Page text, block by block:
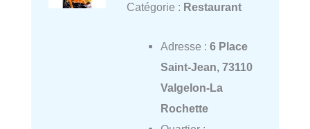
Catégorie : Restaurant
Adresse : 6 Place
Saint-Jean, 73110
Valgelon-La
Rochette